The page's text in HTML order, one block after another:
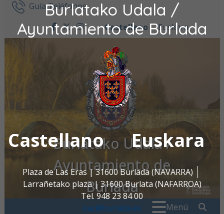
Burlatako Udala /
Ayuntamiento de Burlada
Castellano Euskara
Plaza de Las Eras | 31600 Burlada (NAVARRA)
Larrañetako plaza | 31600 Burlata (NAFARROA)
Tel. 948 23 84 00
oac@burlada.es
Ir al contenidoGuía Teléfonos
facebook
twitter
instagram
Castellano Euskara
Burlatako Udala /
Ayuntamiento de
Burlada
Menú